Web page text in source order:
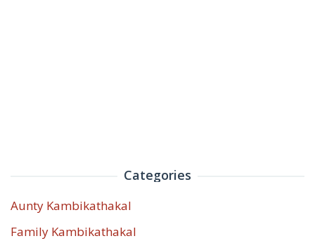
Categories
Aunty Kambikathakal
Family Kambikathakal